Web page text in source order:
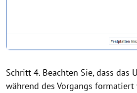
Schritt 4. Beachten Sie, dass das
während des Vorgangs